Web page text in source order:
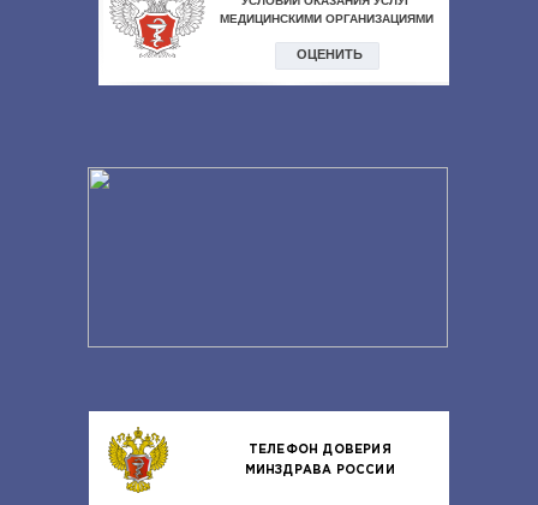
ТЕЛЕФОН ДОВЕРИЯ
МИНЗДРАВА РОССИИ